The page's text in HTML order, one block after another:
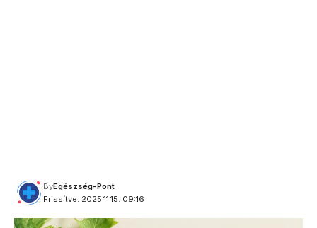
Frissítve: 2025.11.15. 09:16
ByEgészség-Pont